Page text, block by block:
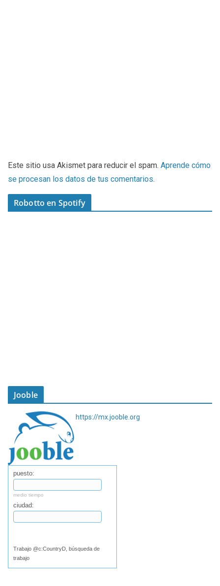
Este sitio usa Akismet para reducir el spam. Aprende cómo
se procesan los datos de tus comentarios.
Robotto en Spotify
Jooble
https://mx.jooble.org
puesto:
medio tiempo
ciudad:
Trabajo @c:CountryD, búsqueda de
trabajo